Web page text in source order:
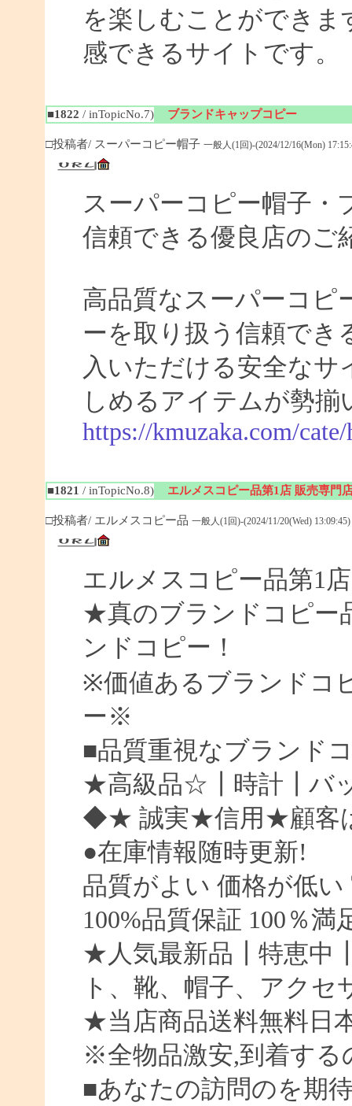
を楽しむことができ
感できるサイトです。
■1822 / inTopicNo.7) ブランドキャップコピー
□投稿者/ スーパーコピー帽子 一般人(1回)-(2024/12/16(Mon)
スーパーコピー帽子・
信頼できる優良店のご
高品質なスーパーコピ
ーを取り扱う信頼でき
入いただける安全な
しめるアイテムが勢揃
https://kmuzaka.com/
■1821 / inTopicNo.8) エルメスコピー品第1店 販売専門
□投稿者/ エルメスコピー品 一般人(1回)-(2024/11/20(Wed) 13:09:45)
エルメスコピー品第1
★真のブランドコピー
ンドコピー！
※価値あるブランドコ
ー※
■品質重視なブランド
★高級品☆┃時計┃バ
◆★ 誠実★信用★顧客
●在庫情報随時更新!
品質がよい 価格が低
100%品質保証 100％満
★人気最新品┃特恵中
ト、靴、帽子、アク
★当店商品送料無料日
※全物品激安,到着する
■あなたの訪問のを